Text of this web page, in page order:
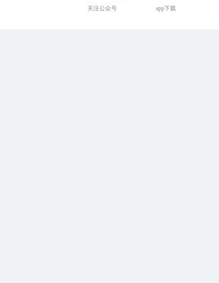
关注公众号 app下载